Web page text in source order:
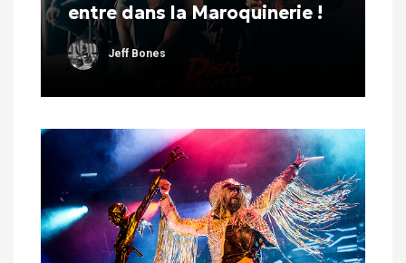
entre dans la Maroquinerie !
Jeff Bones